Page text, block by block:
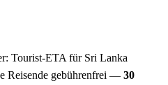
Tourist-ETA für Sri Lanka
Reisende gebührenfrei — 30